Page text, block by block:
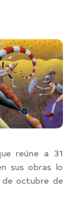
reúne a 31
sus obras lo
de octubre de